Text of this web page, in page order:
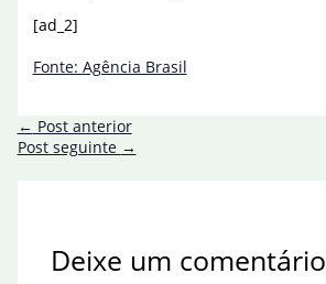
[ad_2]
Fonte: Agência Brasil
← Post anterior
Post seguinte →
Deixe um comentário